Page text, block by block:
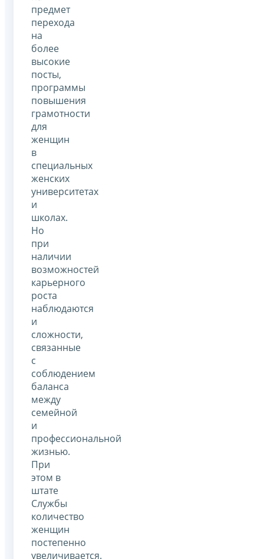
предмет
перехода
на
более
высокие
посты,
программы
повышения
грамотности
для
женщин
в
специальных
женских
университетах
и
школах.
Но
при
наличии
возможностей
карьерного
роста
наблюдаются
и
сложности,
связанные
с
соблюдением
баланса
между
семейной
и
профессиональной
жизнью.
При
этом в
штате
Службы
количество
женщин
постепенно
увеличивается.